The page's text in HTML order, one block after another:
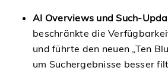
AI Overviews und Such-
beschränkte die
und führte den neuen „Ten
um Suchergebnisse besser